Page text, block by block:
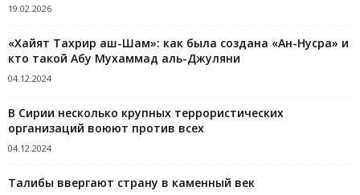
19.02.2026
«Хайят Тахрир аш-Шам»: как была создана «Ан-Нусра» и
кто такой Абу Мухаммад аль-Джуляни
04.12.2024
В Сирии несколько крупных террористических
организаций воюют против всех
04.12.2024
Талибы ввергают страну в каменный век